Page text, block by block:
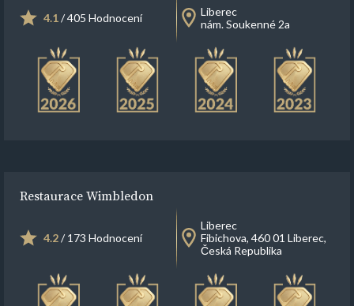
4.1/ 405 Hodnocení
Liberec
nám. Soukenné 2a
Restaurace Wimbledon
4.2/ 173 Hodnocení
Liberec
Fibichova, 460 01 Liberec,
Česká Republika